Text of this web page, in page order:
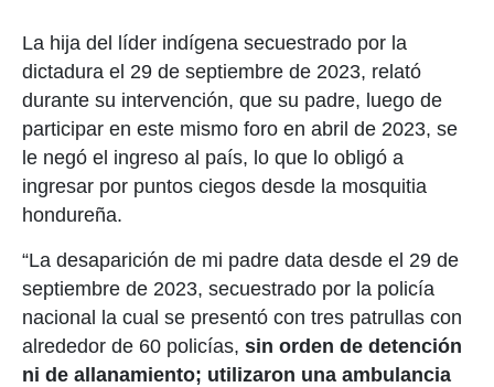
La hija del líder indígena secuestrado por la
dictadura el 29 de septiembre de 2023, relató
durante su intervención, que su padre, luego de
participar en este mismo foro en abril de 2023, se
le negó el ingreso al país, lo que lo obligó a
ingresar por puntos ciegos desde la mosquitia
hondureña.
“La desaparición de mi padre data desde el 29 de
septiembre de 2023, secuestrado por la policía
nacional la cual se presentó con tres patrullas con
alrededor de 60 policías, sin orden de detención
ni de allanamiento; utilizaron una ambulancia